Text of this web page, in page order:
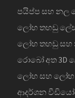
පයිප්ප සහ නල
ලෝහ තහඩු
ලෝහ තහඩු සහ
රොබෝ අත 3D
ලෝහ සහ ලෝහ
ආදර්ශන